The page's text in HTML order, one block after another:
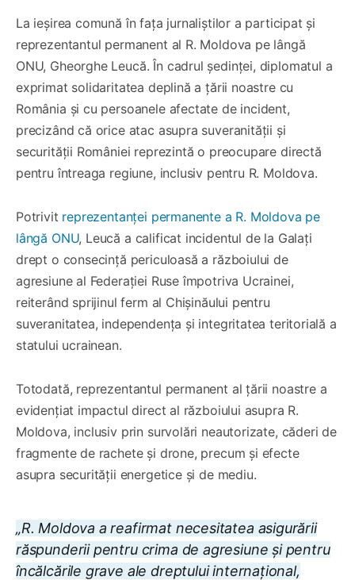
La ieșirea comună în fața jurnaliștilor a participat și
reprezentantul permanent al R. Moldova pe lângă
ONU, Gheorghe Leucă. În cadrul ședinței, diplomatul a
exprimat solidaritatea deplină a țării noastre cu
România și cu persoanele afectate de incident,
precizând că orice atac asupra suveranității și
securității României reprezintă o preocupare directă
pentru întreaga regiune, inclusiv pentru R. Moldova.
Potrivit reprezentanței permanente a R. Moldova pe
lângă ONU, Leucă a calificat incidentul de la Galați
drept o consecință periculoasă a războiului de
agresiune al Federației Ruse împotriva Ucrainei,
reiterând sprijinul ferm al Chișinăului pentru
suveranitatea, independența și integritatea teritorială a
statului ucrainean.
Totodată, reprezentantul permanent al țării noastre a
evidențiat impactul direct al războiului asupra R.
Moldova, inclusiv prin survolări neautorizate, căderi de
fragmente de rachete și drone, precum și efecte
asupra securității energetice și de mediu.
„R. Moldova a reafirmat necesitatea asigurării
răspunderii pentru crima de agresiune și pentru
încălcările grave ale dreptului internațional,